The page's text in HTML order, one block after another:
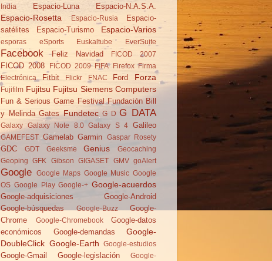
India
Espacio-Luna Espacio-N.A.S.A.
Espacio-Rosetta Espacio-Rusia
Espacio-
satélites
Espacio-Turismo Espacio-Varios
esporas eSports Euskaltube EverSuite
Facebook Feliz Navidad FICOD 2007
FICOD 2008 FICOD 2009 FIFA Firefox Firma
Electrónica
Fitbit Flickr FNAC Ford Forza
Fujifilm Fujitsu Fujitsu Siemens Computers
Fun & Serious Game Festival Fundación Bill
y Melinda Gates Fundetec G D G DATA
Galaxy Galaxy Note 8.0 Galaxy S 4 Galileo
GAMEFEST Gamelab Garmin Gaspar Rosety
GDC GDT Geeksme Genius
Geocaching
Geoping
GFK Gibson GIGASET GMV goAlert
Google Google Maps Google Music Google
OS Google Play Google-+ Google-acuerdos
Google-adquisiciones
Google-Android
Google-búsquedas
Google-Buzz
Google-
Chrome
Google-Chromebook
Google-datos
económicos
Google-demandas
Google-
DoubleClick Google-Earth Google-estudios
Google-Gmail Google-legislación
Google-